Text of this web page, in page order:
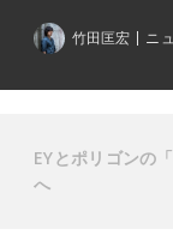
竹田匡宏 ニ
EYとポリゴンの
へ